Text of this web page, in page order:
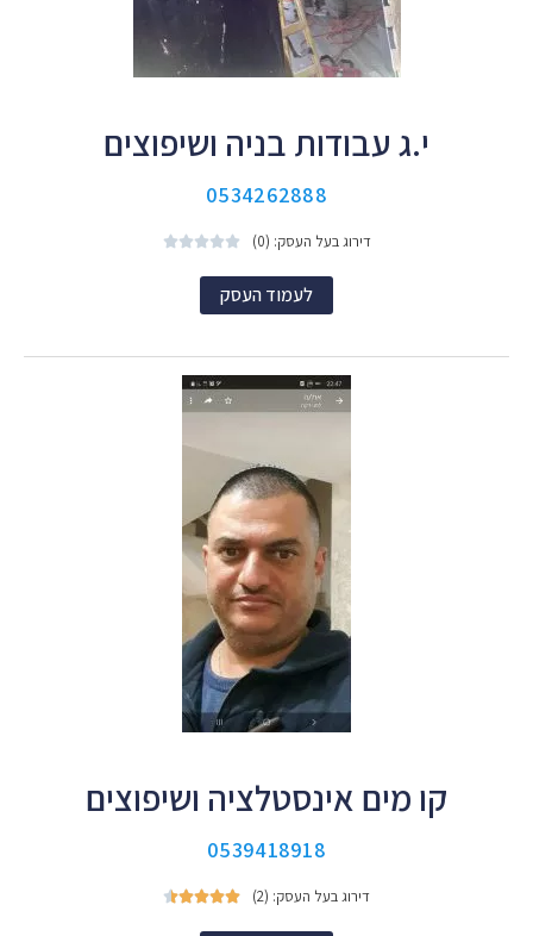
י.ג עבודות בניה ושיפוצים
0534262888
דירוג בעל העסק: (0) 




לעמוד העסק
קו מים אינסטלציה ושיפוצים
0539418918
דירוג בעל העסק: (2) 



